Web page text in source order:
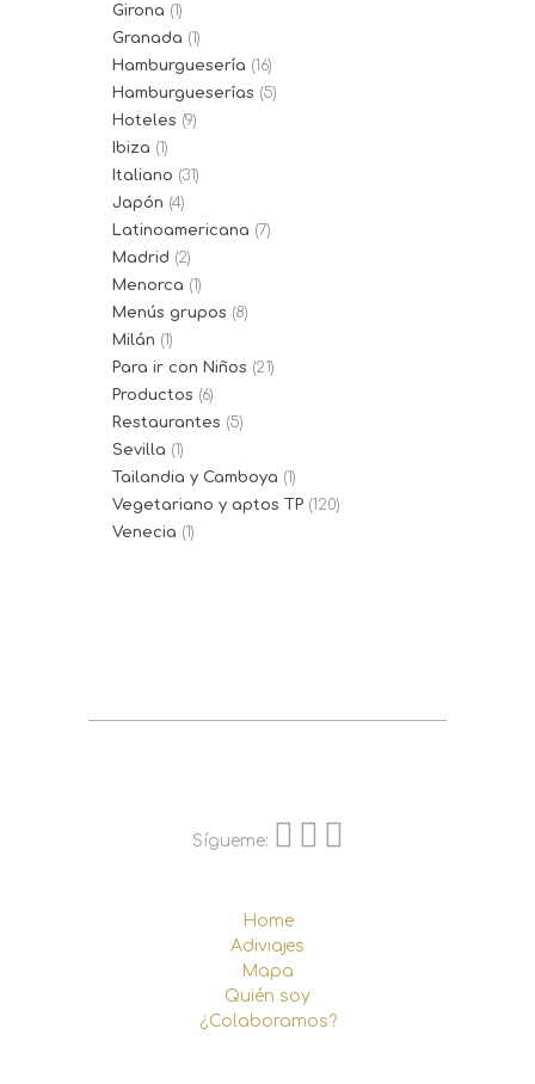
Girona (1)
Granada (1)
Hamburguesería (16)
Hamburgueserías (5)
Hoteles (9)
Ibiza (1)
Italiano (31)
Japón (4)
Latinoamericana (7)
Madrid (2)
Menorca (1)
Menús grupos (8)
Milán (1)
Para ir con Niños (21)
Productos (6)
Restaurantes (5)
Sevilla (1)
Tailandia y Camboya (1)
Vegetariano y aptos TP (120)
Venecia (1)
Sígueme:
Home
Adiviajes
Mapa
Quién soy
¿Colaboramos?